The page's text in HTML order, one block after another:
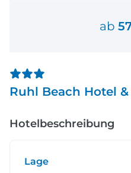
ab
Ruhl Beach Hotel
Hotelbeschreibung
Lage